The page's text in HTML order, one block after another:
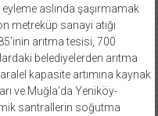
eyleme aslında şaşırmamak
metreküp sanayi atığı
arıtma tesisi, 700
belediyelerden arıtma
kapasite artımına kaynak
ve Muğla’da Yeniköy-
santrallerin soğutma